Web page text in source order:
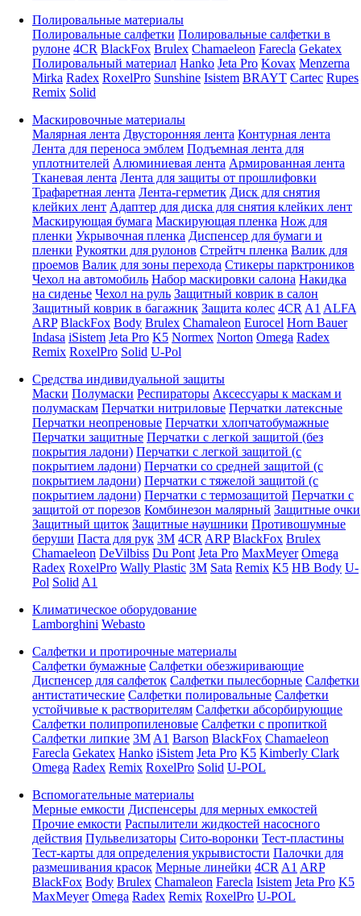
Полировальные материалы
Полировальные салфетки Полировальные салфетки в
рулоне 4CR BlackFox Brulex Chamaeleon Farecla Gekatex
Полировальный материал Hanko Jeta Pro Kovax Menzerna
Mirka Radex RoxelPro Sunshine Isistem BRAYT Cartec Rupes
Remix Solid
Маскировочные материалы
Малярная лента Двусторонняя лента Контурная лента
Лента для переноса эмблем Подъемная лента для
уплотнителей Алюминиевая лента Армированная лента
Тканевая лента Лента для защиты от прошлифовки
Трафаретная лента Лента-герметик Диск для снятия
клейких лент Адаптер для диска для снятия клейких лент
Маскирующая бумага Маскирующая пленка Нож для
пленки Укрывочная пленка Диспенсер для бумаги и
пленки Рукоятки для рулонов Стрейтч пленка Валик для
проемов Валик для зоны перехода Стикеры парктроников
Чехол на автомобиль Набор маскировки салона Накидка
на сиденье Чехол на руль Защитный коврик в салон
Защитный коврик в багажник Защита колес 4CR A1 ALFA
ARP BlackFox Body Brulex Chamaleon Eurocel Horn Bauer
Indasa iSistem Jeta Pro K5 Normex Norton Omega Radex
Remix RoxelPro Solid U-Pol
Средства индивидуальной защиты
Маски Полумаски Респираторы Аксессуары к маскам и
полумаскам Перчатки нитриловые Перчатки латексные
Перчатки неопреновые Перчатки хлопчатобумажные
Перчатки защитные Перчатки с легкой защитой (без
покрытия ладони) Перчатки с легкой защитой (с
покрытием ладони) Перчатки со средней защитой (с
покрытием ладони) Перчатки с тяжелой защитой (с
покрытием ладони) Перчатки с термозащитой Перчатки с
защитой от порезов Комбинезон малярный Защитные очки
Защитный щиток Защитные наушники Противошумные
беруши Паста для рук 3M 4CR ARP BlackFox Brulex
Chamaeleon DeVilbiss Du Pont Jeta Pro MaxMeyer Omega
Radex RoxelPro Wally Plastic 3M Sata Remix K5 HB Body U-
Pol Solid A1
Климатическое оборудование
Lamborghini Webasto
Салфетки и протирочные материалы
Салфетки бумажные Салфетки обезжиривающие
Диспенсер для салфеток Салфетки пылесборные Салфетки
антистатические Салфетки полировальные Салфетки
устойчивые к растворителям Салфетки абсорбирующие
Салфетки полипропиленовые Салфетки с пропиткой
Салфетки липкие 3M A1 Barson BlackFox Chamaeleon
Farecla Gekatex Hanko iSistem Jeta Pro K5 Kimberly Clark
Omega Radex Remix RoxelPro Solid U-POL
Вспомогательные материалы
Мерные емкости Диспенсеры для мерных емкостей
Прочие емкости Распылители жидкостей насосного
действия Пульвелизаторы Сито-воронки Тест-пластины
Тест-карты для определения укрывистости Палочки для
размешивания красок Мерные линейки 4CR A1 ARP
BlackFox Body Brulex Chamaleon Farecla Isistem Jeta Pro K5
MaxMeyer Omega Radex Remix RoxelPro U-POL